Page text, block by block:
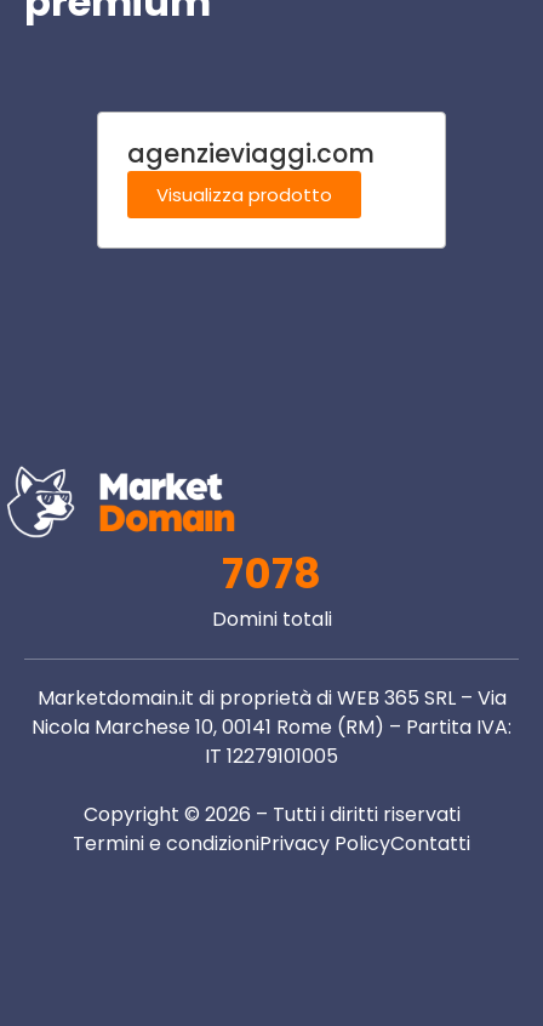
agenzieviaggi.com
Visualizza prodotto
7078
Domini totali
Marketdomain.it di proprietà di WEB 365 SRL – Via
Nicola Marchese 10, 00141 Rome (RM) – Partita IVA:
IT 12279101005
Copyright © 2026 – Tutti i diritti riservati
Termini e condizioniPrivacy PolicyContatti